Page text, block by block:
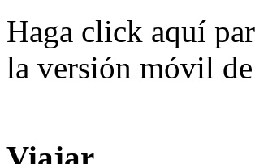
Haga click aquí
la versión móvil